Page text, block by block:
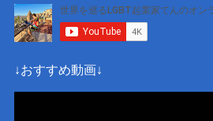
↓おすすめ動画↓